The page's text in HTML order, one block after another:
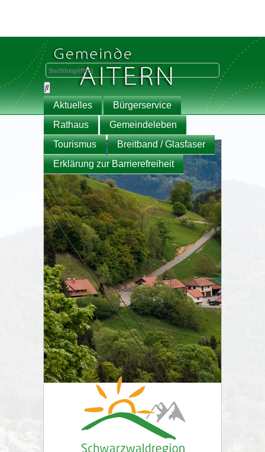
Aktuelles
Bürgerservice
Rathaus
Gemeindeleben
Tourismus
Breitband / Glasfaser
Erklärung zur Barrierefreiheit